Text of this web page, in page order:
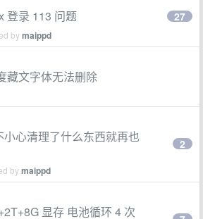
登录 113 问题
bymaippd
27
藏文字体无法删除
心清理了什么东西就再也
bymaippd
2
显存 电池循环 4 次